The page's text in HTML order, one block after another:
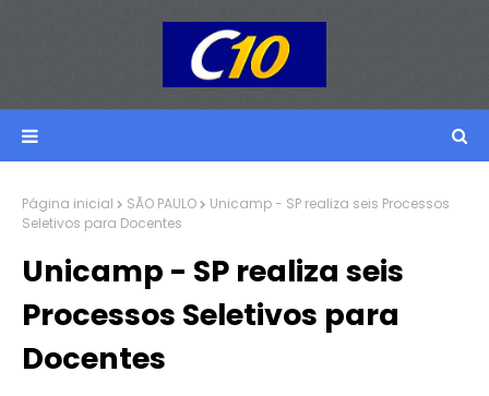
Página inicial SÃO PAULO
Unicamp - SP realiza seis Processos
Seletivos para Docentes
Unicamp - SP realiza seis
Processos Seletivos para
Docentes